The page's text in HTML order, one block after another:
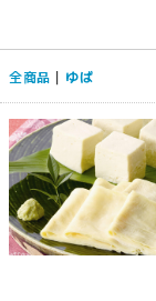
全商品 ゆば